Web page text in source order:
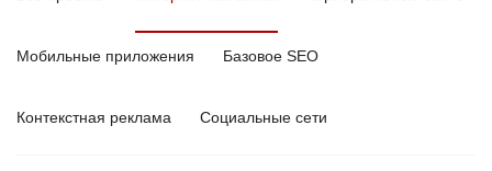
Мобильные приложения Базовое SEO
Контекстная реклама Социальные сети